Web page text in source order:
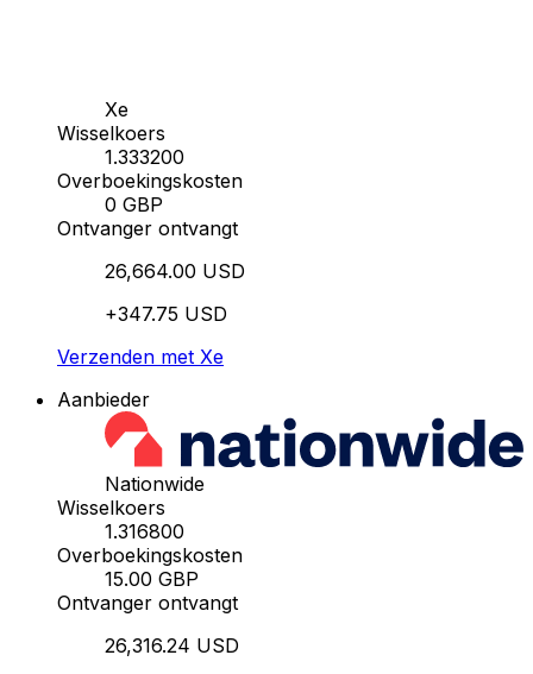
Xe
Wisselkoers
1.333200
Overboekingskosten
0 GBP
Ontvanger ontvangt
26,664.00 USD
+347.75 USD
Verzenden met Xe
Aanbieder
Nationwide
Wisselkoers
1.316800
Overboekingskosten
15.00 GBP
Ontvanger ontvangt
26,316.24 USD